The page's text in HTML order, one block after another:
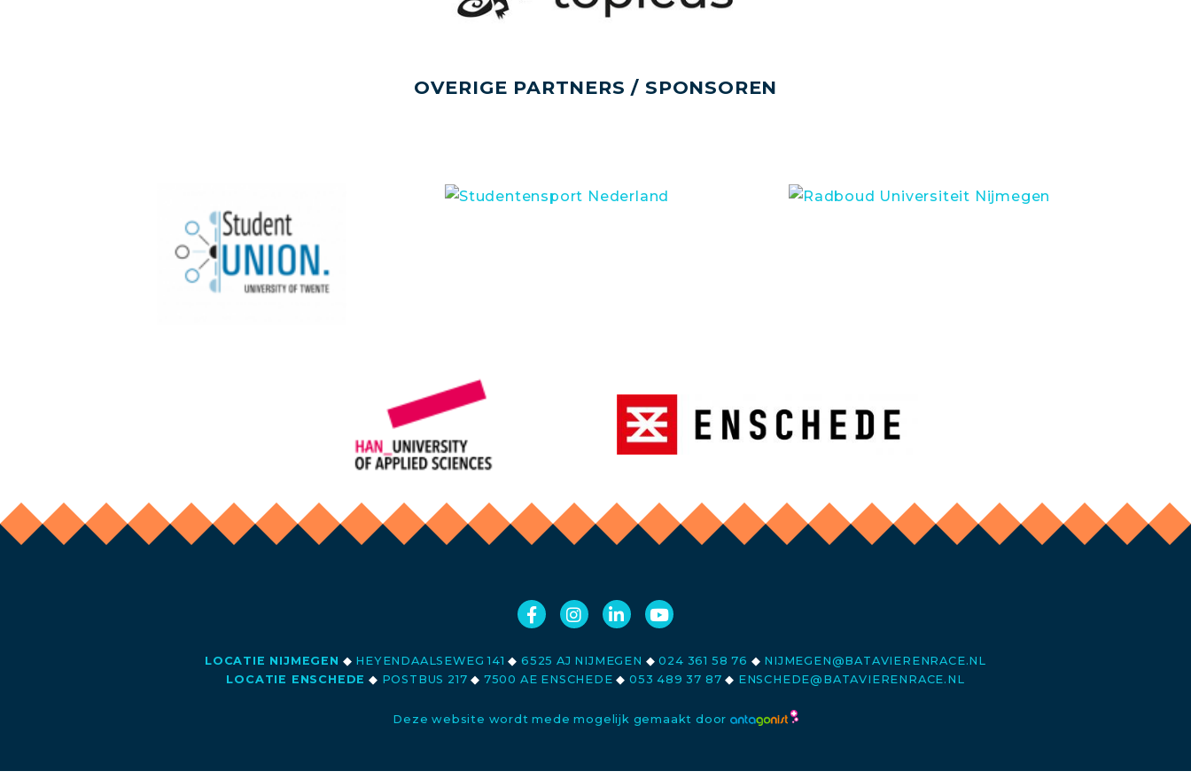
OVERIGE PARTNERS / SPONSOREN
LOCATIE NIJMEGEN ◆ HEYENDAALSEWEG 141◆ 6525 AJ NIJMEGEN ◆ 024 361 58 76 ◆ NIJMEGEN@BATAVIERENRACE.NL
LOCATIE ENSCHEDE ◆ POSTBUS 217◆ 7500 AE ENSCHEDE◆ 053 489 37 87 ◆ ENSCHEDE@BATAVIERENRACE.NL
Deze website wordt mede mogelijk gemaakt door